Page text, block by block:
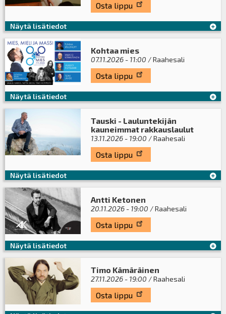
Osta lippu
Näytä lisätiedot
Kohtaa mies
07.11.2026 - 11:00 / Raahesali
Osta lippu
Näytä lisätiedot
Tauski - Lauluntekijän
kauneimmat rakkauslaulut
13.11.2026 - 19:00 / Raahesali
Osta lippu
Näytä lisätiedot
Antti Ketonen
20.11.2026 - 19:00 / Raahesali
Osta lippu
Näytä lisätiedot
Timo Kämäräinen
27.11.2026 - 19:00 / Raahesali
Osta lippu